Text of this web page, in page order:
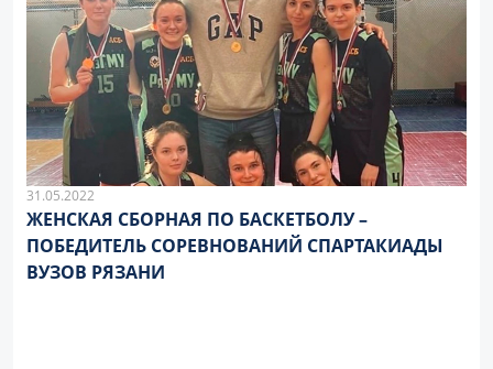
31.05.2022
ЖЕНСКАЯ СБОРНАЯ ПО БАСКЕТБОЛУ –
ПОБЕДИТЕЛЬ СОРЕВНОВАНИЙ СПАРТАКИАДЫ
ВУЗОВ РЯЗАНИ